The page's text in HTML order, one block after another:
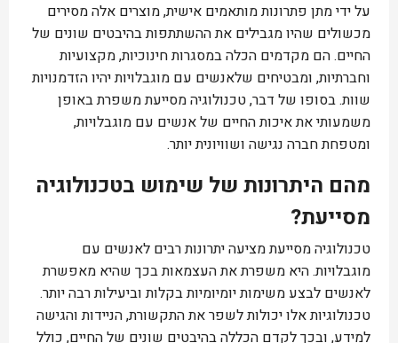
על ידי מתן פתרונות מותאמים אישית, מוצרים אלה מסירים
מכשולים שהיו מגבילים את ההשתתפות בהיבטים שונים של
החיים. הם מקדמים הכלה במסגרות חינוכיות, מקצועיות
וחברתיות, ומבטיחים שלאנשים עם מוגבלויות יהיו הזדמנויות
שוות. בסופו של דבר, טכנולוגיה מסייעת משפרת באופן
משמעותי את איכות החיים של אנשים עם מוגבלויות,
ומטפחת חברה נגישה ושוויונית יותר.
מהם היתרונות של שימוש בטכנולוגיה
מסייעת?
טכנולוגיה מסייעת מציעה יתרונות רבים לאנשים עם
מוגבלויות. היא משפרת את העצמאות בכך שהיא מאפשרת
לאנשים לבצע משימות יומיומיות בקלות וביעילות רבה יותר.
טכנולוגיות אלו יכולות לשפר את התקשורת, הניידות והגישה
למידע, ובכך לקדם הכללה בהיבטים שונים של החיים, כולל